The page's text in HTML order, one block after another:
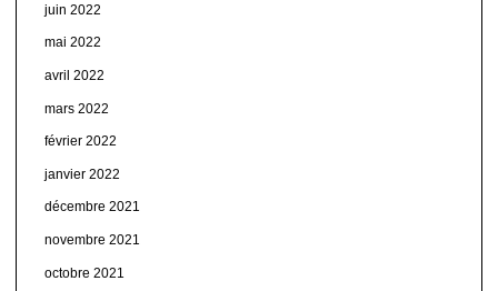
juin 2022
mai 2022
avril 2022
mars 2022
février 2022
janvier 2022
décembre 2021
novembre 2021
octobre 2021